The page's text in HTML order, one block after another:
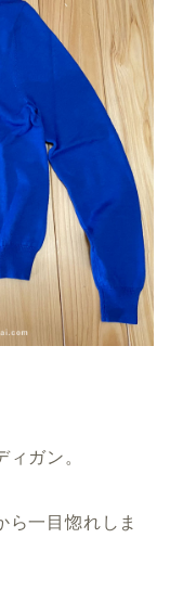
ガン。
ら一目惚れしま